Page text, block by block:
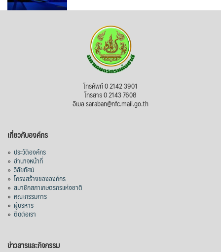
โทรศัพท์ 0 2142 3901
โทรสาร 0 2143 7608
อีเมล saraban@nfc.mail.go.th
เกี่ยวกับองค์กร
» ประวัติองค์กร
» อำนาจหน้าที่
» วิสัยทัศน์
» โครงสร้างขององค์กร
» สมาชิกสภาเกษตรกรแห่งชาติ
» คณะกรรมการ
» ผู้บริหาร
» ติดต่อเรา
ข่าวสารและกิจกรรม